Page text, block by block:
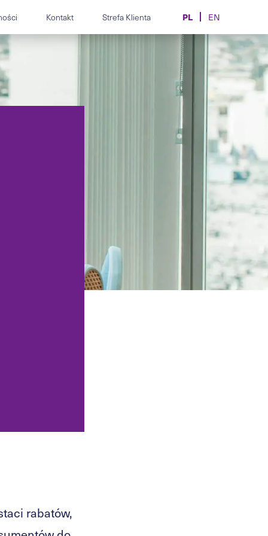
i compliance
i zbiorowo.
Obsługa prawna producentów,
Obsługa prawna branży
kosmetycznej i medycyny
estetycznej.
Kontakt Strefa Klienta PL EN
rabatów,